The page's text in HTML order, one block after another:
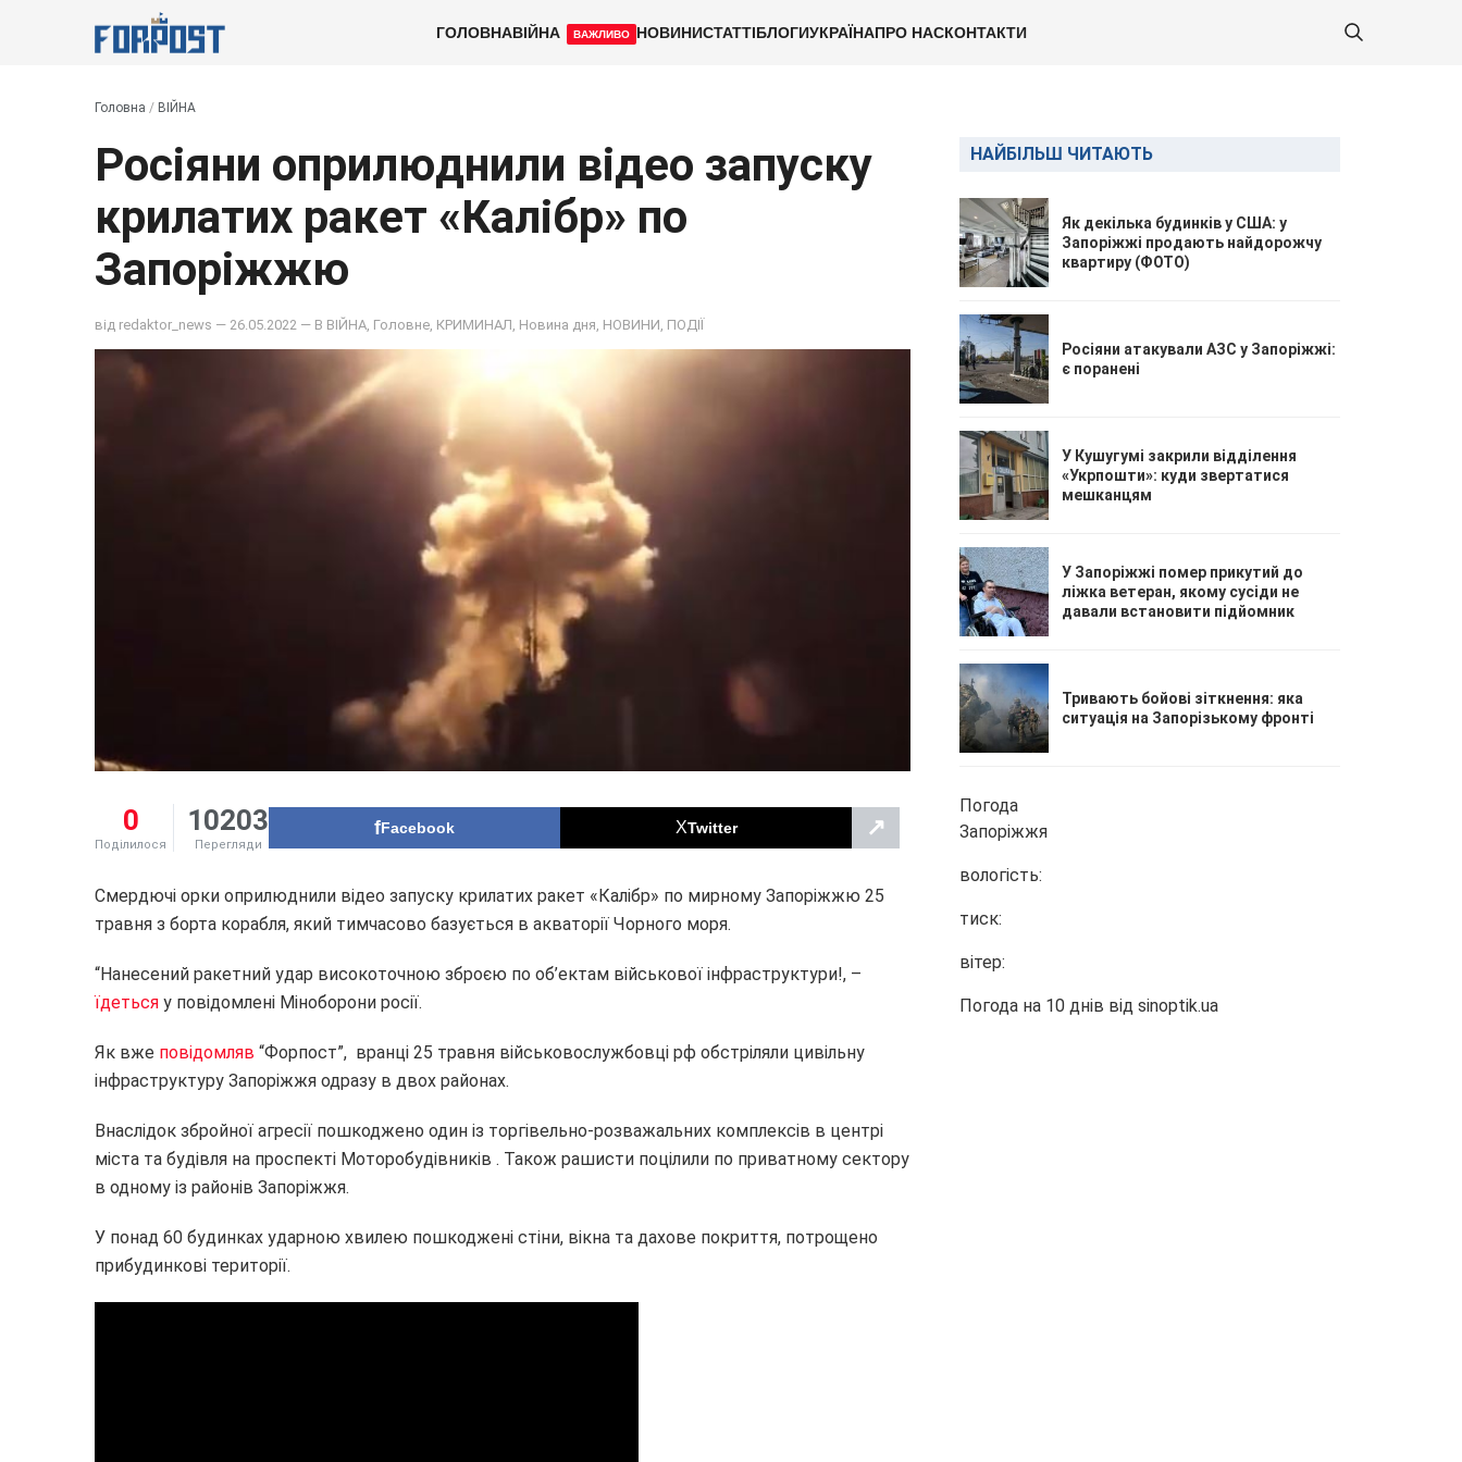
ГОЛОВНАВІЙНА ВАЖЛИВО НОВИНИСТАТТІБЛОГИУКРАЇНАПРО НАСКОНТАКТИ
Головна / ВІЙНА
Росіяни оприлюднили відео запуску
крилатих ракет «Калібр» по
Запоріжжю
від redaktor_news — 26.05.2022 — В ВІЙНА Головне КРИМИНАЛ Новина дня НОВИНИ ПОДІЇ
0
Поділилося
10203
Перегляди
Facebook Twitter ↗
Смердючі орки оприлюднили відео запуску крилатих ракет «Калібр» по мирному Запоріжжю 25
травня з борта корабля, який тимчасово базується в акваторії Чорного моря.
“Нанесений ракетний удар високоточною зброєю по об’ектам військової інфраструктури!, –
їдеться у повідомлені Міноборони росії.
Як вже повідомляв “Форпост”, вранці 25 травня військовослужбовці рф обстріляли цивільну
інфраструктуру Запоріжжя одразу в двох районах.
Внаслідок збройної агресії пошкоджено один із торгівельно-розважальних комплексів в центрі
міста та будівля на проспекті Моторобудівників . Також рашисти поцілили по приватному сектору
в одному із районів Запоріжжя.
У понад 60 будинках ударною хвилею пошкоджені стіни, вікна та дахове покриття, потрощено
прибудинкові території.
НАЙБІЛЬШ ЧИТАЮТЬ
Як декілька будинків у США: у
Запоріжжі продають найдорожчу
квартиру (ФОТО)
Росіяни атакували АЗС у Запоріжжі:
є поранені
У Кушугумі закрили відділення
«Укрпошти»: куди звертатися
мешканцям
У Запоріжжі помер прикутий до
ліжка ветеран, якому сусіди не
давали встановити підйомник
Тривають бойові зіткнення: яка
ситуація на Запорізькому фронті
Погода
Запоріжжя
вологість:
тиск:
вітер:
Погода на 10 днів від sinoptik.ua